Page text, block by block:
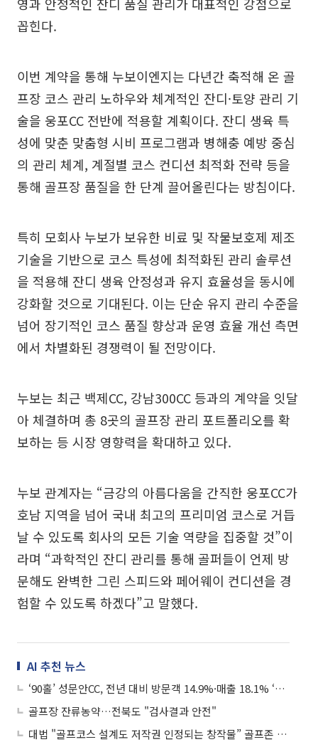
꼽힌다.
이번 계약을 통해 누보이엔지는 다년간 축적해 온 골
프장 코스 관리 노하우와 체계적인 잔디·토양 관리 기
술을 웅포CC 전반에 적용할 계획이다. 잔디 생육 특
성에 맞춘 맞춤형 시비 프로그램과 병해충 예방 중심
의 관리 체계, 계절별 코스 컨디션 최적화 전략 등을
통해 골프장 품질을 한 단계 끌어올린다는 방침이다.
특히 모회사 누보가 보유한 비료 및 작물보호제 제조
기술을 기반으로 코스 특성에 최적화된 관리 솔루션
을 적용해 잔디 생육 안정성과 유지 효율성을 동시에
강화할 것으로 기대된다. 이는 단순 유지 관리 수준을
넘어 장기적인 코스 품질 향상과 운영 효율 개선 측면
에서 차별화된 경쟁력이 될 전망이다.
누보는 최근 백제CC, 강남300CC 등과의 계약을 잇달
아 체결하며 총 8곳의 골프장 관리 포트폴리오를 확
보하는 등 시장 영향력을 확대하고 있다.
누보 관계자는 “금강의 아름다움을 간직한 웅포CC가
호남 지역을 넘어 국내 최고의 프리미엄 코스로 거듭
날 수 있도록 회사의 모든 기술 역량을 집중할 것”이
라며 “과학적인 잔디 관리를 통해 골퍼들이 언제 방
문해도 완벽한 그린 스피드와 페어웨이 컨디션을 경
험할 수 있도록 하겠다”고 말했다.
AI 추천 뉴스
‘90홀’ 성문안CC, 전년 대비 방문객 14.9%·매출 18.1% ‘껑충’
골프장 잔류농약…전북도 "검사결과 안전"
대법 "골프코스 설계도 저작권 인정되는 창작물” 골프존 사건 뒤집어